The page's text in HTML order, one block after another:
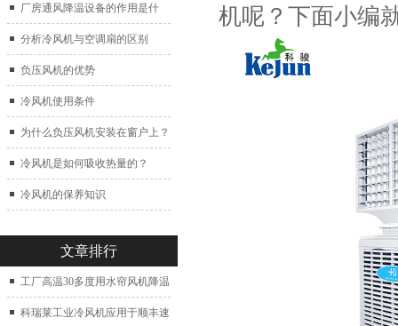
厂房通风降温设备的作用是什
么？
分析冷风机与空调扇的区别
负压风机的优势
冷风机使用条件
为什么负压风机安装在窗户上？
冷风机是如何吸收热量的？
冷风机的保养知识
文章排行
工厂高温30多度用水帘风机降温
科瑞莱工业冷风机应用于顺丰速
机呢？下面小编